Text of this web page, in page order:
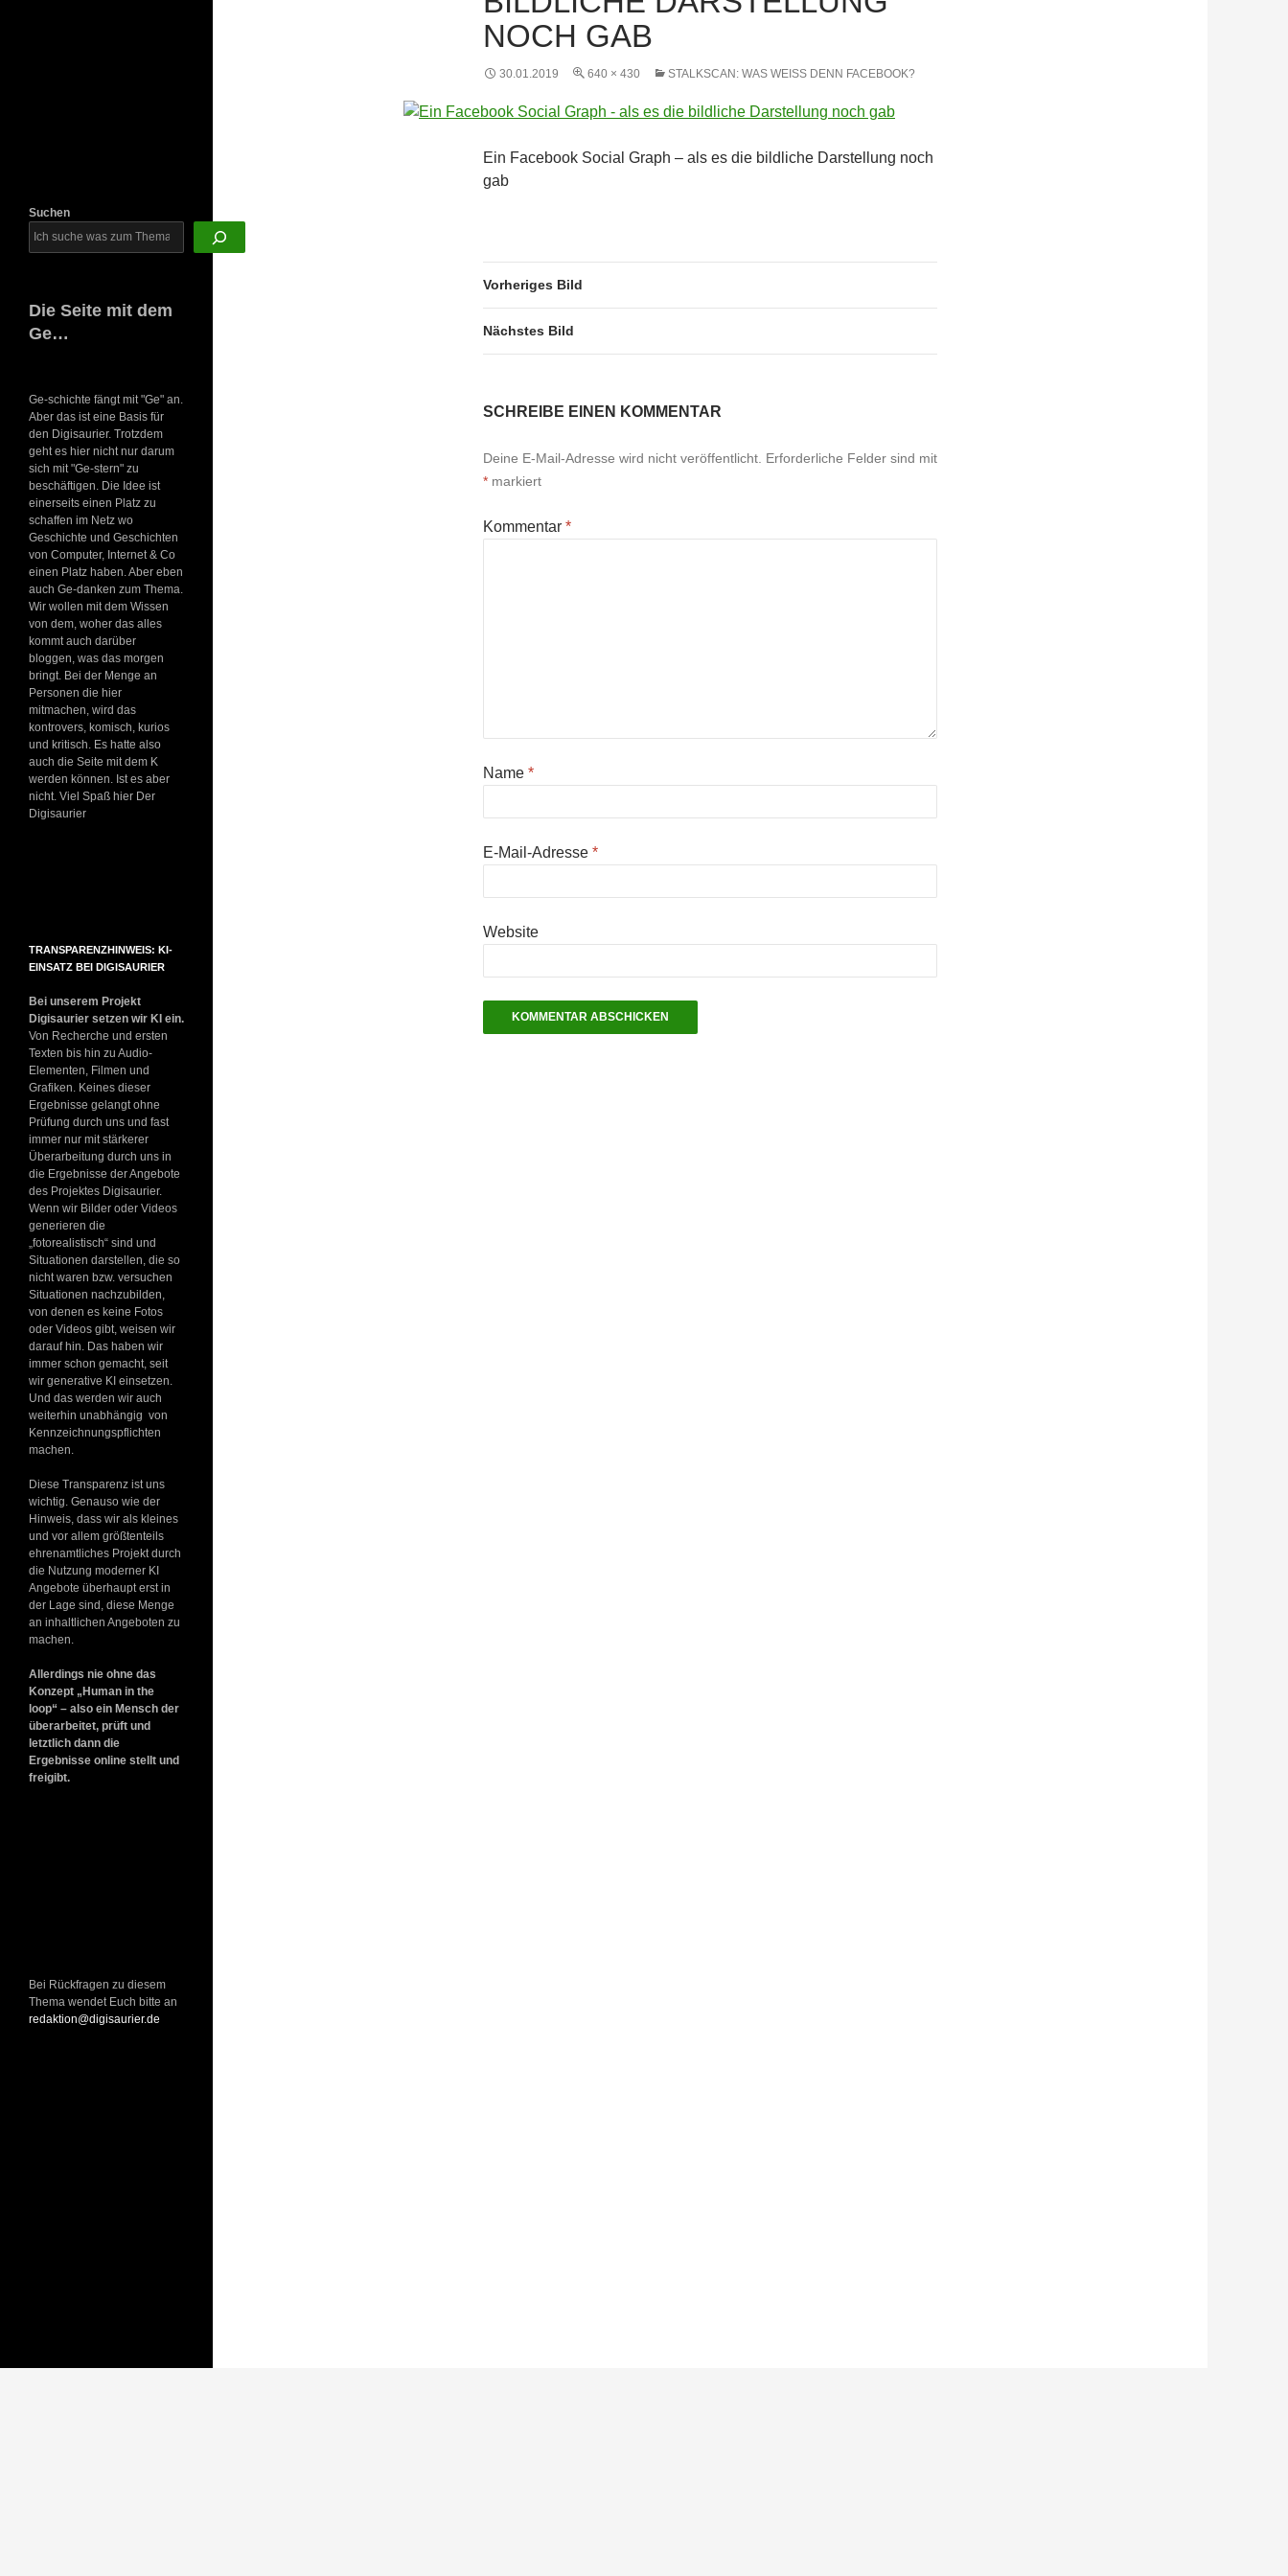
NOCH GAB
30.01.2019 640 × 430 STALKSCAN: WAS WEISS DENN FACEBOOK?
Ein Facebook Social Graph – als es die bildliche Darstellung noch
gab
Vorheriges Bild
Nächstes Bild
SCHREIBE EINEN KOMMENTAR
Deine E-Mail-Adresse wird nicht veröffentlicht. Erforderliche Felder sind mit
* markiert
Kommentar *
Name *
E-Mail-Adresse *
Website
Suchen
Die Seite mit dem
Ge…
Ge-schichte fängt mit "Ge" an.
Aber das ist eine Basis für
den Digisaurier. Trotzdem
geht es hier nicht nur darum
sich mit "Ge-stern" zu
beschäftigen. Die Idee ist
einerseits einen Platz zu
schaffen im Netz wo
Geschichte und Geschichten
von Computer, Internet & Co
einen Platz haben. Aber eben
auch Ge-danken zum Thema.
Wir wollen mit dem Wissen
von dem, woher das alles
kommt auch darüber
bloggen, was das morgen
bringt. Bei der Menge an
Personen die hier
mitmachen, wird das
kontrovers, komisch, kurios
und kritisch. Es hatte also
auch die Seite mit dem K
werden können. Ist es aber
nicht. Viel Spaß hier Der
Digisaurier
TRANSPARENZHINWEIS: KI-
EINSATZ BEI DIGISAURIER
Bei unserem Projekt
Digisaurier setzen wir KI ein.
Von Recherche und ersten
Texten bis hin zu Audio-
Elementen, Filmen und
Grafiken. Keines dieser
Ergebnisse gelangt ohne
Prüfung durch uns und fast
immer nur mit stärkerer
Überarbeitung durch uns in
die Ergebnisse der Angebote
des Projektes Digisaurier.
Wenn wir Bilder oder Videos
generieren die
„fotorealistisch“ sind und
Situationen darstellen, die so
nicht waren bzw. versuchen
Situationen nachzubilden,
von denen es keine Fotos
oder Videos gibt, weisen wir
darauf hin. Das haben wir
immer schon gemacht, seit
wir generative KI einsetzen.
Und das werden wir auch
weiterhin unabhängig von
Kennzeichnungspflichten
machen.
Diese Transparenz ist uns
wichtig. Genauso wie der
Hinweis, dass wir als kleines
und vor allem größtenteils
ehrenamtliches Projekt durch
die Nutzung moderner KI
Angebote überhaupt erst in
der Lage sind, diese Menge
an inhaltlichen Angeboten zu
machen.
Allerdings nie ohne das
Konzept „Human in the
loop“ – also ein Mensch der
überarbeitet, prüft und
letztlich dann die
Ergebnisse online stellt und
freigibt.
Bei Rückfragen zu diesem
Thema wendet Euch bitte an
redaktion@digisaurier.de